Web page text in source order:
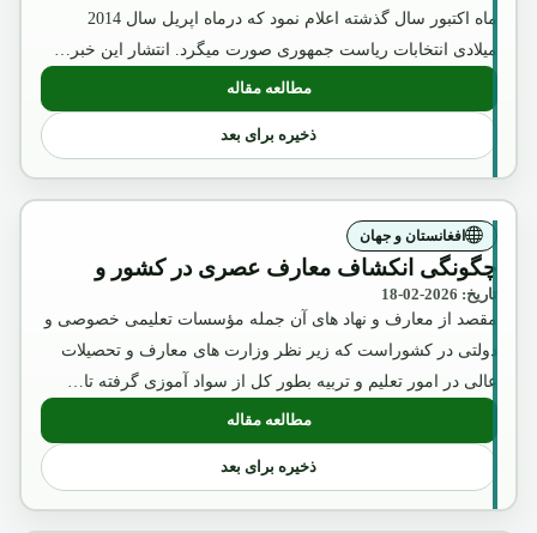
ماه اکتبور سال گذشته اعلام نمود که درماه اپریل سال 2014
میلادی انتخابات ریاست جمهوری صورت میگرد. انتشار این خبر…
مطالعه مقاله: قصه انسحاب قوا و اعتراف روءسا
ذخیره برای بعد
افغانستان و جهان
چگونگی انکشاف معارف عصری در کشور و
تاریخ: 2026-02-18
مقصد از معارف و نهاد های آن جمله مؤسسات تعلیمی خصوصی و
دولتی در کشوراست که زیر نظر وزارت های معارف و تحصیلات
عالی در امور تعلیم و تربیه بطور کل از سواد آموزی گرفته تا…
مطالعه مقاله: چگونگی انکشاف معارف عصری در کشور
ذخیره برای بعد